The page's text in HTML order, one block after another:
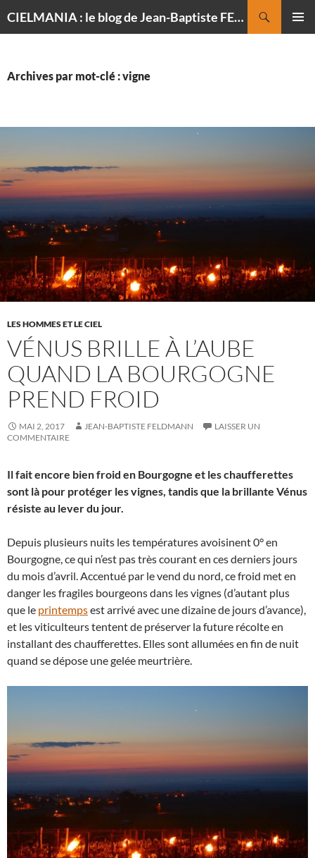
CIELMANIA : le blog de Jean-Baptiste FELDMANN, photographe du ciel
Archives par mot-clé : vigne
LES HOMMES ET LE CIEL
VÉNUS BRILLE À L’AUBE
QUAND LA BOURGOGNE
PREND FROID
MAI 2, 2017 JEAN-BAPTISTE FELDMANN
LAISSER UN
COMMENTAIRE
Il fait encore bien froid en Bourgogne et les chaufferettes
sont là pour protéger les vignes, tandis que la brillante Vénus
résiste au lever du jour.
Depuis plusieurs nuits les températures avoisinent 0° en
Bourgogne, ce qui n’est pas très courant en ces derniers jours
du mois d’avril. Accentué par le vend du nord, ce froid met en
danger les fragiles bourgeons dans les vignes (d’autant plus
que le printempsest arrivé avec une dizaine de jours d’avance),
et les viticulteurs tentent de préserver la future récolte en
installant des chaufferettes. Elles sont allumées en fin de nuit
quand se dépose une gelée meurtrière.